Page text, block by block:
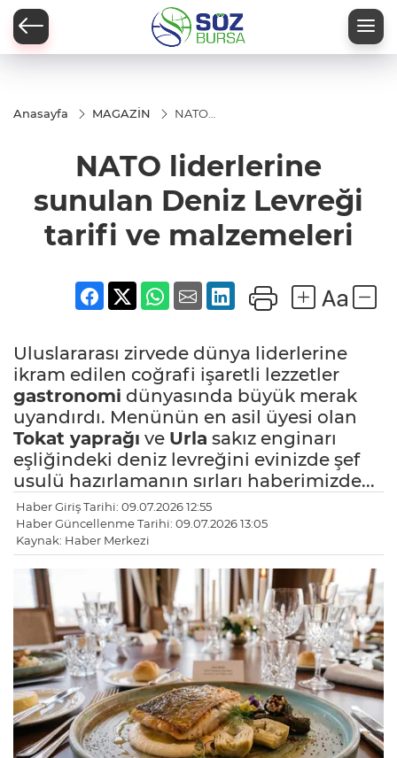
Anasayfa MAGAZİN
NATO
Deniz
Levreği tarifi
malzemeleri
NATO liderlerine
sunulan Deniz Levreği
tarifi ve malzemeleri
Uluslararası zirvede dünya liderlerine
ikram edilen coğrafi işaretli lezzetler
gastronomi dünyasında büyük merak
uyandırdı. Menünün en asil üyesi olan
Tokat yaprağı ve Urla sakız enginarı
eşliğindeki deniz levreğini evinizde şef
usulü hazırlamanın sırları haberimizde...
Haber Giriş Tarihi: 09.07.2026 12:55
Haber Güncellenme Tarihi: 09.07.2026 13:05
Kaynak: Haber Merkezi